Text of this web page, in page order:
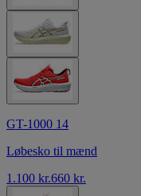
GT-1000 14
Løbesko til mænd
1.100 kr.660 kr.